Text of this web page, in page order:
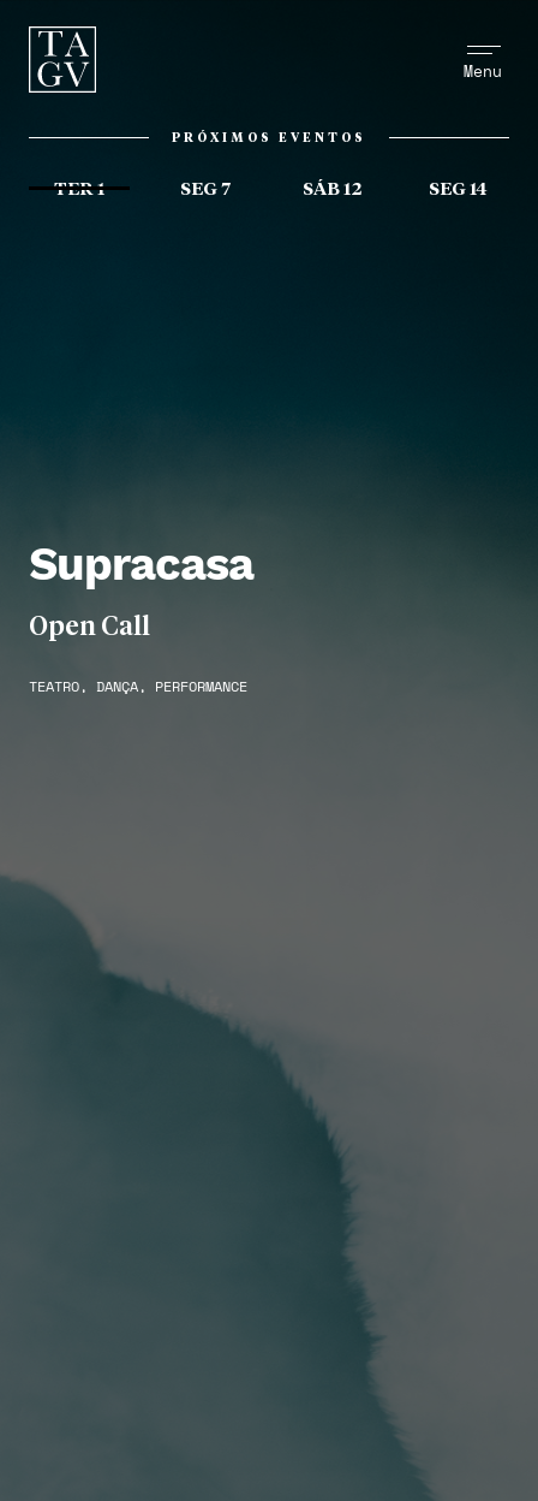
Menu
PRÓXIMOS EVENTOS
TER 1 SEG 7 SÁB 12 SEG 14
Supracasa
Open Call
TEATRO, DANÇA, PERFORMANCE